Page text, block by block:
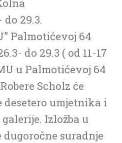
do 29.3.
Palmotićevoj 64
do 29.3 ( od 11-17
u Palmotićevoj 64
Scholz će
umjetnika i
Izložba u
dugoročne suradnje